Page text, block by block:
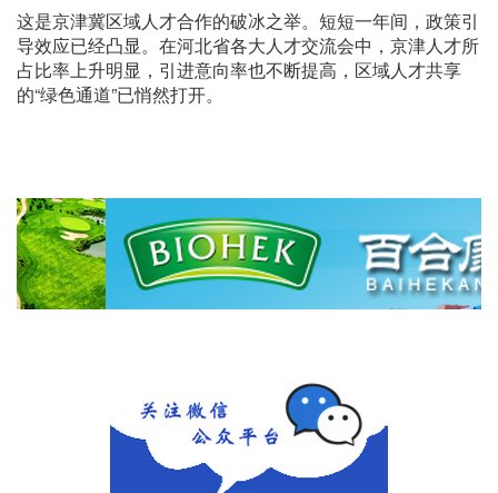
这是京津冀区域人才合作的破冰之举。短短一年间，政策引
导效应已经凸显。在河北省各大人才交流会中，京津人才所
占比率上升明显，引进意向率也不断提高，区域人才共享
的“绿色通道”已悄然打开。